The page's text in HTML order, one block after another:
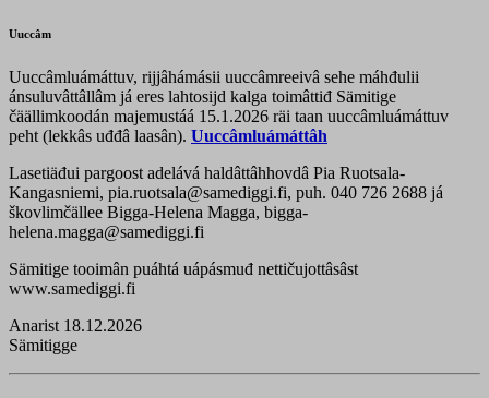
Uuccâm
Uuccâmluámáttuv, rijjâhámásii uuccâmreeivâ sehe máhđulii
ánsuluvâttâllâm já eres lahtosijd kalga toimâttiđ Sämitige
čäällimkoodán majemustáá 15.1.2026 räi taan uuccâmluámáttuv
peht (lekkâs uđđâ laasân). Uuccâmluámáttâh
Lasetiäđui pargoost adelává haldâttâhhovdâ Pia Ruotsala-
Kangasniemi, pia.ruotsala@samediggi.fi, puh. 040 726 2688 já
škovlimčällee Bigga-Helena Magga, bigga-
helena.magga@samediggi.fi
Sämitige tooimân puáhtá uápásmuđ nettičujottâsâst
www.samediggi.fi
Anarist 18.12.2026
Sämitigge